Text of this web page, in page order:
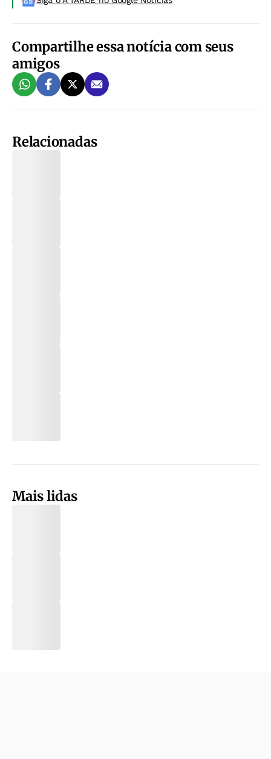
Compartilhe essa notícia com seus
amigos
Relacionadas
Mais lidas